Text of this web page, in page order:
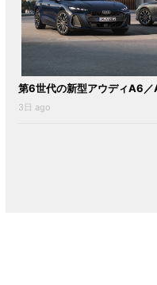
第6世代の新型アウディA6
3日 ago